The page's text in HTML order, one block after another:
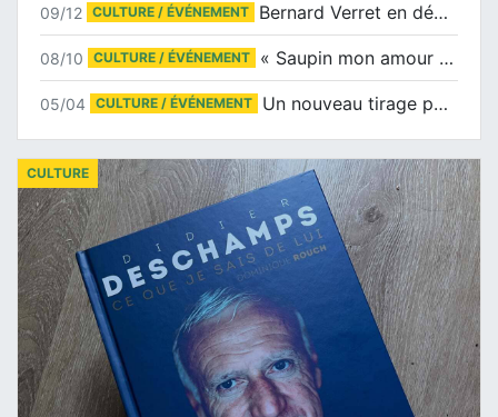
09/12 CULTURE / ÉVÉNEMENT Bernard Verret en dédicaces le samedi 13 décembre à l’Espace Culturel Atlantis
08/10 CULTURE / ÉVÉNEMENT « Saupin mon amour » au salon du livre de Trentemoult
05/04 CULTURE / ÉVÉNEMENT Un nouveau tirage pour le Docu-BD
CULTURE